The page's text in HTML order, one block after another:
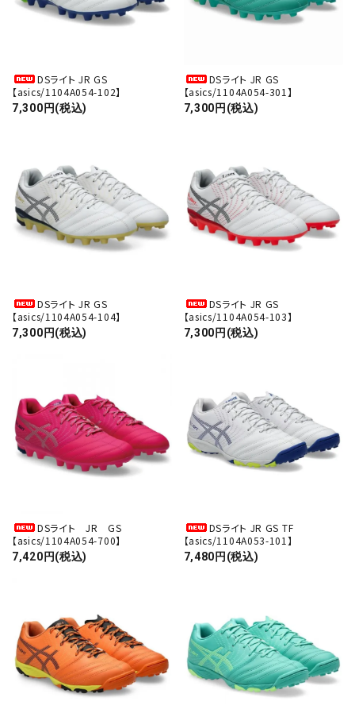
DSライト JR GS
【asics/1104A054-102】
7,300円(税込)
DSライト JR GS
【asics/1104A054-301】
7,300円(税込)
DSライト JR GS
【asics/1104A054-104】
7,300円(税込)
DSライト JR GS
【asics/1104A054-103】
7,300円(税込)
DSライト JR GS
【asics/1104A054-700】
7,420円(税込)
DSライト JR GS TF
【asics/1104A053-101】
7,480円(税込)
キーワード
カテゴリー
検索する